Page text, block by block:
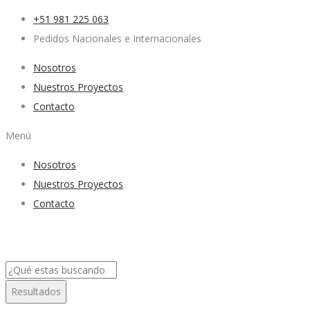
+51 981 225 063
Pedidos Nacionales e Internacionales
Nosotros
Nuestros Proyectos
Contacto
Menú
Nosotros
Nuestros Proyectos
Contacto
Search
Resultados